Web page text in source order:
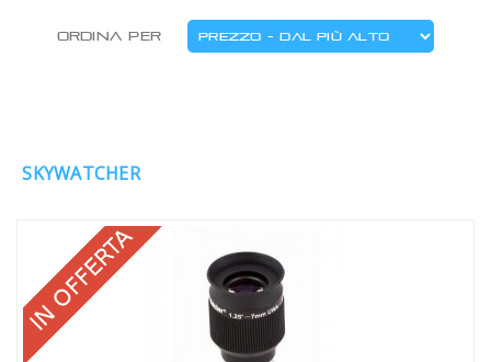
Ordina per
SKYWATCHER